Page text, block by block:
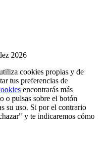
2026
cookies propias y de
tus preferencias de
encontrarás más
o pulsas sobre el botón
su uso. Si por el contrario
y te indicaremos cómo